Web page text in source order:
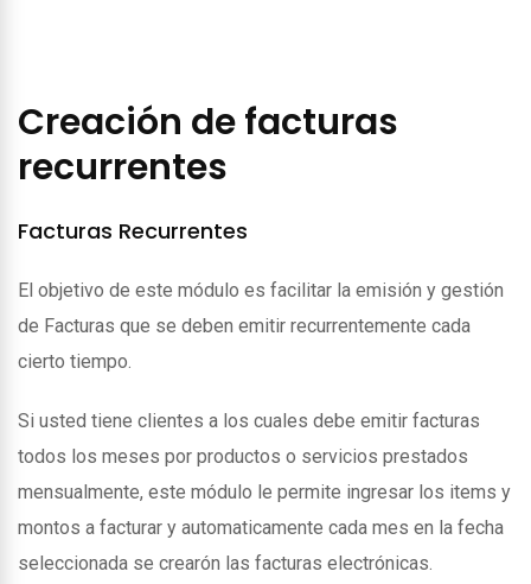
Creación de facturas
recurrentes
Facturas Recurrentes
El objetivo de este módulo es facilitar la emisión y gestión
de Facturas que se deben emitir recurrentemente cada
cierto tiempo.
Si usted tiene clientes a los cuales debe emitir facturas
todos los meses por productos o servicios prestados
mensualmente, este módulo le permite ingresar los items y
montos a facturar y automaticamente cada mes en la fecha
seleccionada se crearón las facturas electrónicas.